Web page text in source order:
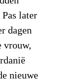
later
dagen
vrouw,
nieuwe